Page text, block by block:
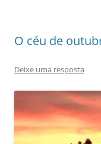
O céu de
Deixe uma resposta